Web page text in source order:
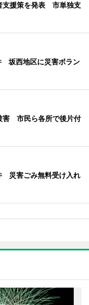
支援策を発表 市単独支
坂西地区に災害ボラン
害 市民ら各所で後片付
災害ごみ無料受け入れ